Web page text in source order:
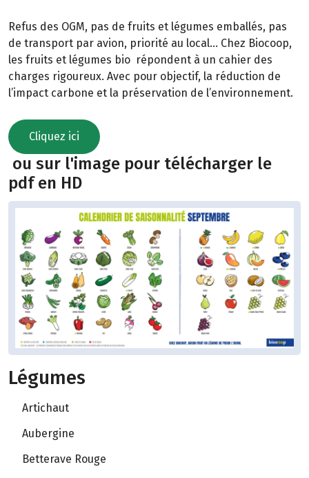
Refus des OGM, pas de fruits et légumes emballés, pas
de transport par avion, priorité au local… Chez Biocoop,
les fruits et légumes bio répondent à un cahier des
charges rigoureux. Avec pour objectif, la réduction de
l’impact carbone et la préservation de l’environnement.
Cliquez ici
ou sur l'image pour télécharger le
pdf en HD
Légumes
Artichaut
Aubergine
Betterave Rouge